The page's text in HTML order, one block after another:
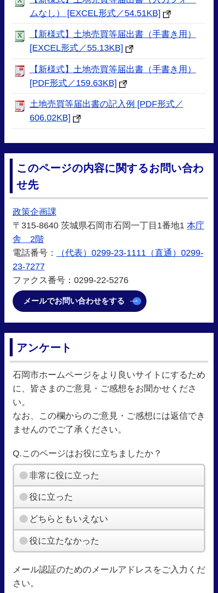
ムなし） [EXCEL形式／54.51KB]
【新様式】土地売買等届出書（手書き用）
[EXCEL形式／55.13KB]
【新様式】土地売買等届出書（手書き用）
[PDF形式／159.63KB]
土地売買等届出書の記入例 [PDF形式／
606.02KB]
このページの内容に関するお問い合わ
せ先
政策企画課
〒315-8640 茨城県石岡市石岡一丁目1番地1 本庁
舎 2階
電話番号：
（代表）0299-23-1111（直通）0299-
23-7277
ファクス番号：0299-22‐5276
メールでお問い合わせをする
アンケート
石岡市ホームページをより良いサイトにするため
に、皆さまのご意見・ご感想をお聞かせくださ
い。
なお、この欄からのご意見・ご感想には返信でき
ませんのでご了承ください。
Q.このページはお役に立ちましたか？
非常に役に立った
役に立った
どちらともいえない
役に立たなかった
メール認証のためのメールアドレスをご入力くだ
さい。